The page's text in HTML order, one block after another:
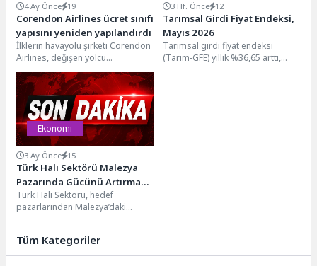
4 Ay Önce 19
Corendon Airlines ücret sınıfı
yapısını yeniden yapılandırdı
İlklerin havayolu şirketi Corendon
Airlines, değişen yolcu
segmentasyonu ve seyahat
tercihleri doğrultusunda ücret
sınıfı yapısını...
3 Hf. Önce 12
Tarımsal Girdi Fiyat Endeksi,
Mayıs 2026
Tarımsal girdi fiyat endeksi
(Tarım-GFE) yıllık %36,65 arttı,
Ekonomi
3 Ay Önce 15
Türk Halı Sektörü Malezya
Pazarında Gücünü Artırmaya
Gidiyor
Türk Halı Sektörü, hedef
pazarlarından Malezya’daki
“Malezya...
Tüm Kategoriler